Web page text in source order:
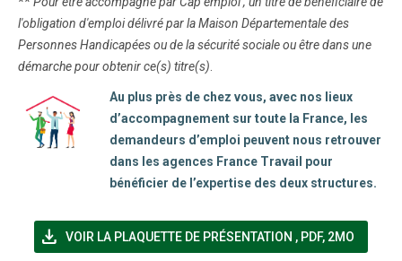
l'obligation d'emploi délivré par la Maison Départementale des
Personnes Handicapées ou de la sécurité sociale ou être dans une
démarche pour obtenir ce(s) titre(s).
Au plus près de chez vous, avec nos lieux
d’accompagnement sur toute la France, les
demandeurs d’emploi peuvent nous retrouver
dans les agences France Travail pour
bénéficier de l’expertise des deux structures.
file_download VOIR LA PLAQUETTE DE PRÉSENTATION (NOUVELLE
, PDF, 2MO